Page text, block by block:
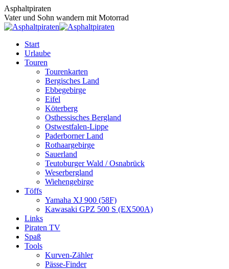
Zum
Inhalt
springen
Asphaltpiraten
Vater und Sohn wandern mit Motorrad
Start
Urlaube
Touren
Tourenkarten
Bergisches Land
Ebbegebirge
Eifel
Köterberg
Osthessisches Bergland
Ostwestfalen-Lippe
Paderborner Land
Rothaargebirge
Sauerland
Teutoburger Wald / Osnabrück
Weserbergland
Wiehengebirge
Töffs
Yamaha XJ 900 (58F)
Kawasaki GPZ 500 S (EX500A)
Links
Piraten TV
Spaß
Tools
Kurven-Zähler
Pässe-Finder